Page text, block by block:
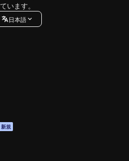
ています。
日本語
新規